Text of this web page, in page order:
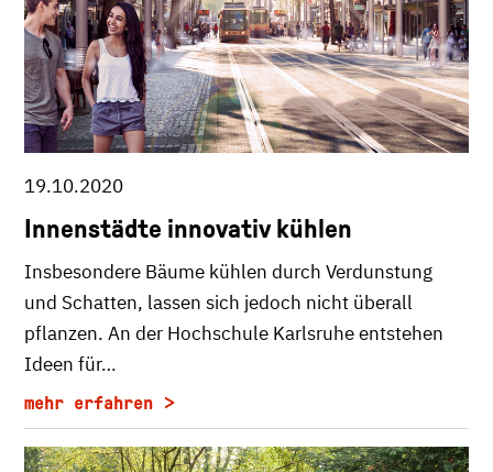
19.10.2020
Innenstädte innovativ kühlen
Insbesondere Bäume kühlen durch Verdunstung
und Schatten, lassen sich jedoch nicht überall
pflanzen. An der Hochschule Karlsruhe entstehen
Ideen für…
mehr erfahren